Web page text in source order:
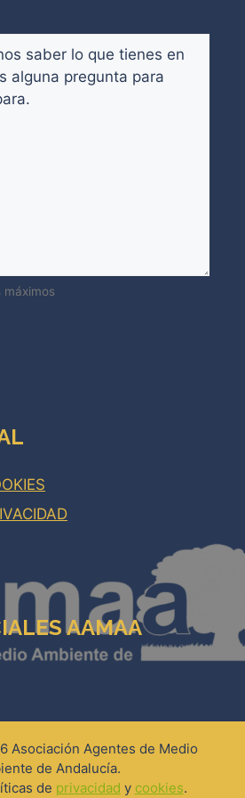
AAMAA
Asociación Agentes de Medio
de Andalucía.
de privacidad y cookies.